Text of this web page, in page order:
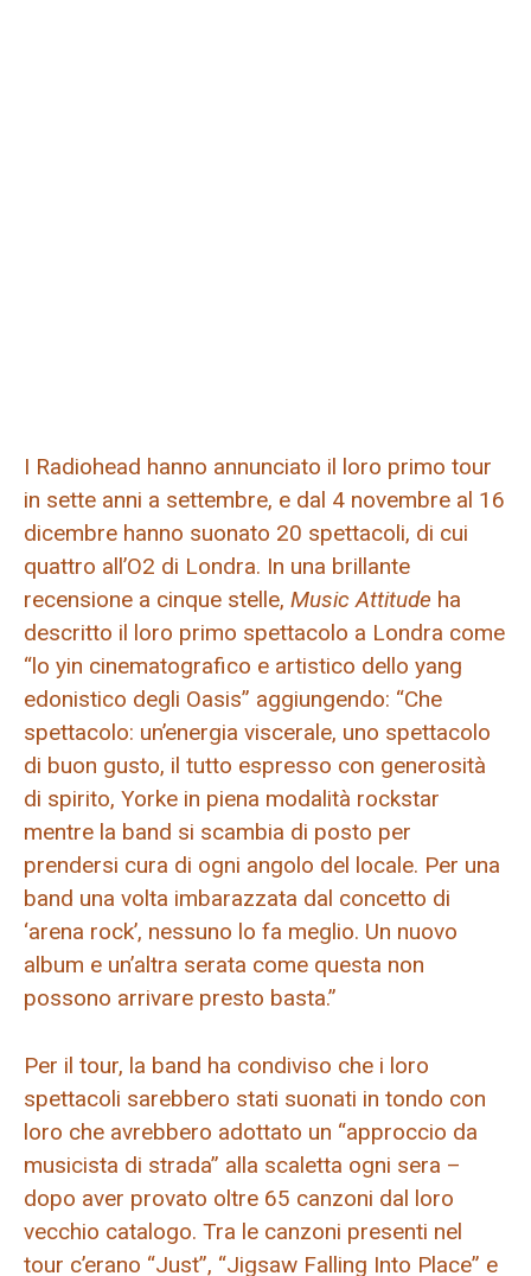
I Radiohead hanno annunciato il loro primo tour
in sette anni a settembre, e dal 4 novembre al 16
dicembre hanno suonato 20 spettacoli, di cui
quattro all’O2 di Londra. In una brillante
recensione a cinque stelle, Music Attitude ha
descritto il loro primo spettacolo a Londra come
“lo yin cinematografico e artistico dello yang
edonistico degli Oasis” aggiungendo: “Che
spettacolo: un’energia viscerale, uno spettacolo
di buon gusto, il tutto espresso con generosità
di spirito, Yorke in piena modalità rockstar
mentre la band si scambia di posto per
prendersi cura di ogni angolo del locale. Per una
band una volta imbarazzata dal concetto di
‘arena rock’, nessuno lo fa meglio. Un nuovo
album e un’altra serata come questa non
possono arrivare presto basta.”
Per il tour, la band ha condiviso che i loro
spettacoli sarebbero stati suonati in tondo con
loro che avrebbero adottato un “approccio da
musicista di strada” alla scaletta ogni sera –
dopo aver provato oltre 65 canzoni dal loro
vecchio catalogo. Tra le canzoni presenti nel
tour c’erano “Just”, “Jigsaw Falling Into Place” e